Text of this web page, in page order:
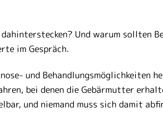
Und warum sollten
im Gespräch.
und Behandlungsmöglichkeiten
bei denen die Gebärmutter
und niemand muss sich damit